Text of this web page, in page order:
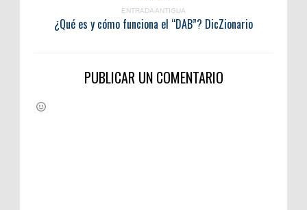
ENTRADA ANTIGUA
¿Qué es y cómo funciona el “DAB”? DicZionario
PUBLICAR UN COMENTARIO